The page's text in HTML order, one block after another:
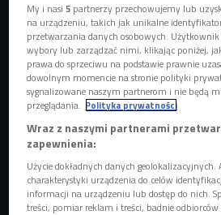
My i nasi5 partnerzy przechowujemy lub
na urządzeniu, takich jak unikalne
przetwarzania danych osobowych.
wybory lub zarządzać nimi, klikając poniżej,
prawa do sprzeciwu na podstawie prawnie
dowolnym momencie na stronie polityki
sygnalizowane naszym partnerom i nie będą
przeglądania. Polityka prywatności
Wraz z naszymi partnerami
zapewnienia:
Użycie dokładnych danych
charakterystyki urządzenia do celów
informacji na urządzeniu lub dostęp do nich.
treści, pomiar reklam i treści, badnie odbiorców